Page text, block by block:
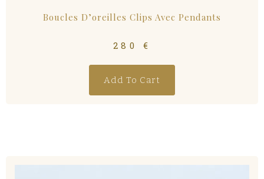
Boucles D’oreilles Clips Avec Pendants
280 €
Add To Cart